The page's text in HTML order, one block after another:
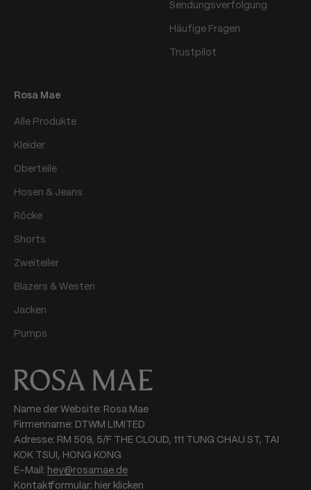
Sendungsverfolgung
Häufige Fragen
Trustpilot
Rosa Mae
Alle Produkte
Kleider
Oberteile
Hosen & Jeans
Röcke
Shorts
Zweiteiler
Blazers & Westen
Jacken
Pumps
Name der Website: Rosa Mae
Firmenname: DTWM LIMITED
Adresse: RM 509, 5/F THE CLOUD, 111 TUNG CHAU ST, TAI
KOK TSUI, HONG KONG
E-Mail: hey@rosamae.de
Kontaktformular: hier klicken